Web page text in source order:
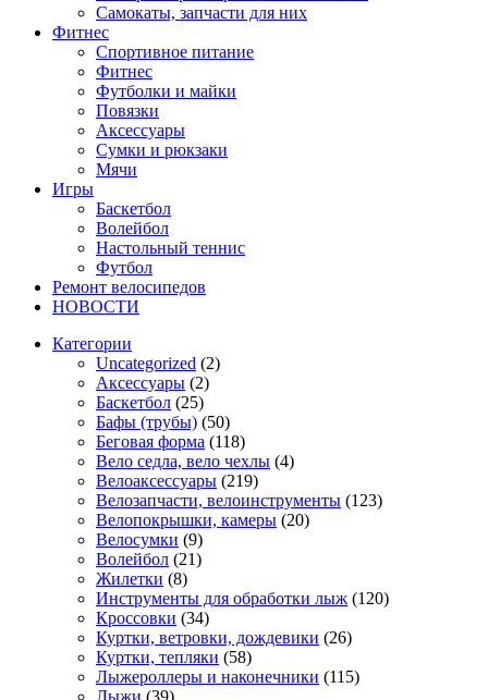
Самокаты, запчасти для них
Фитнес
Спортивное питание
Фитнес
Футболки и майки
Повязки
Аксессуары
Сумки и рюкзаки
Мячи
Игры
Баскетбол
Волейбол
Настольный теннис
Футбол
Ремонт велосипедов
НОВОСТИ
Категории
Uncategorized (2)
Аксессуары (2)
Баскетбол (25)
Бафы (трубы) (50)
Беговая форма (118)
Вело седла, вело чехлы (4)
Велоаксессуары (219)
Велозапчасти, велоинструменты (123)
Велопокрышки, камеры (20)
Велосумки (9)
Волейбол (21)
Жилетки (8)
Инструменты для обработки лыж (120)
Кроссовки (34)
Куртки, ветровки, дождевики (26)
Куртки, тепляки (58)
Лыжероллеры и наконечники (115)
Лыжи (39)